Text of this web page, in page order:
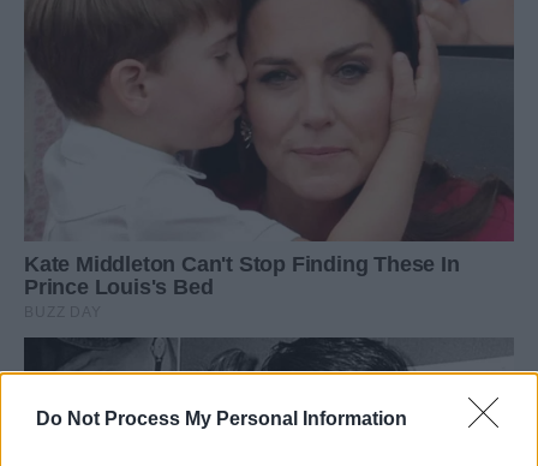
Do Not Process My Personal Information